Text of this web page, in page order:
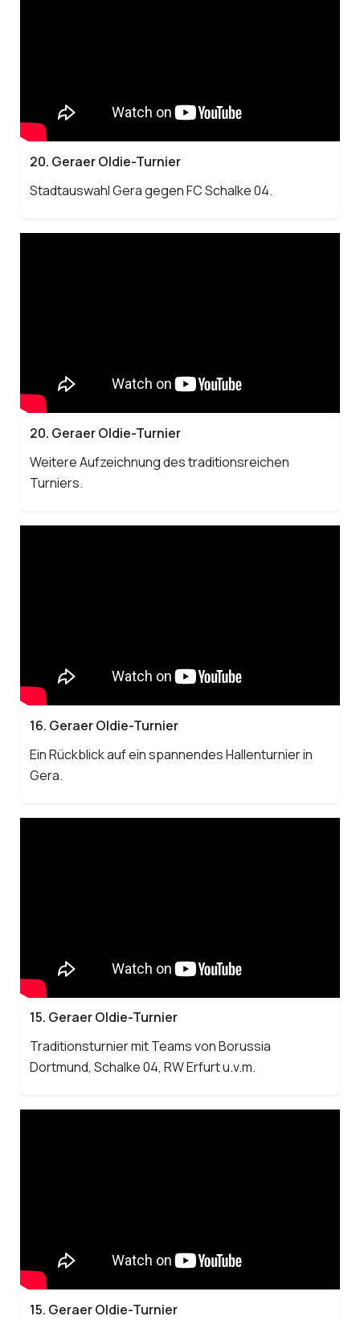
20. Geraer Oldie-Turnier
Stadtauswahl Gera gegen FC Schalke 04.
20. Geraer Oldie-Turnier
Weitere Aufzeichnung des traditionsreichen
Turniers.
16. Geraer Oldie-Turnier
Ein Rückblick auf ein spannendes Hallenturnier in
Gera.
15. Geraer Oldie-Turnier
Traditionsturnier mit Teams von Borussia
Dortmund, Schalke 04, RW Erfurt u.v.m.
15. Geraer Oldie-Turnier